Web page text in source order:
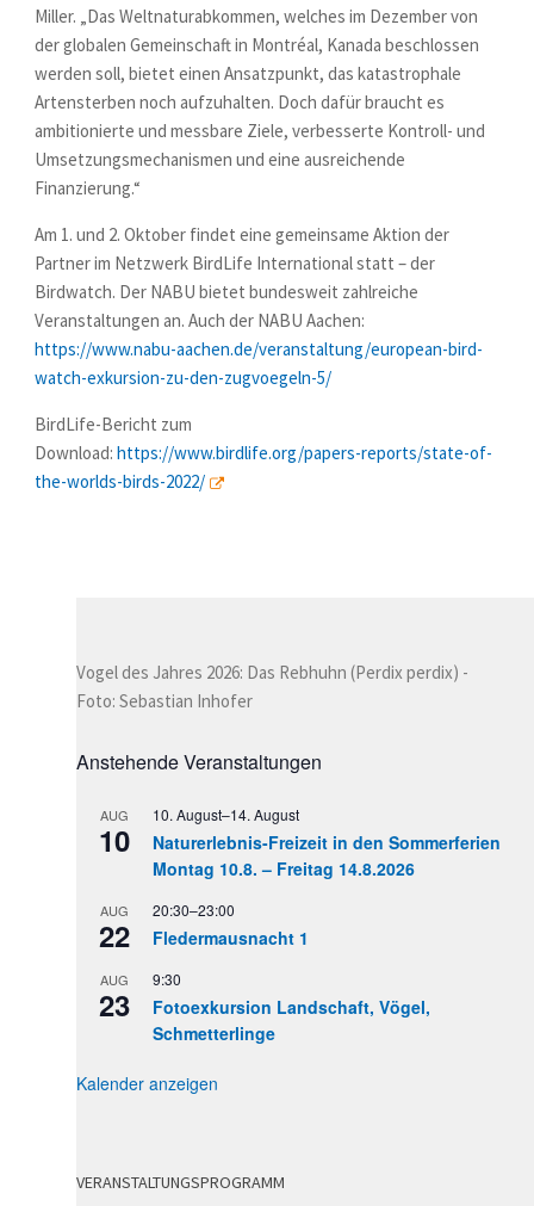
Miller. „Das Weltnaturabkommen, welches im Dezember von
der globalen Gemeinschaft in Montréal, Kanada beschlossen
werden soll, bietet einen Ansatzpunkt, das katastrophale
Artensterben noch aufzuhalten. Doch dafür braucht es
ambitionierte und messbare Ziele, verbesserte Kontroll- und
Umsetzungsmechanismen und eine ausreichende
Finanzierung.“
Am 1. und 2. Oktober findet eine gemeinsame Aktion der
Partner im Netzwerk BirdLife International statt – der
Birdwatch. Der NABU bietet bundesweit zahlreiche
Veranstaltungen an. Auch der NABU Aachen:
https://www.nabu-aachen.de/veranstaltung/european-bird-
watch-exkursion-zu-den-zugvoegeln-5/
BirdLife-Bericht zum
Download: https://www.birdlife.org/papers-reports/state-of-
the-worlds-birds-2022/
Vogel des Jahres 2026: Das Rebhuhn (Perdix perdix) -
Foto: Sebastian Inhofer
Anstehende Veranstaltungen
AUG
10
10. August–14. August
Naturerlebnis-Freizeit in den Sommerferien
Montag 10.8. – Freitag 14.8.2026
AUG
22
20:30–23:00
Fledermausnacht 1
AUG
23
9:30
Fotoexkursion Landschaft, Vögel,
Schmetterlinge
Kalender anzeigen
VERANSTALTUNGSPROGRAMM